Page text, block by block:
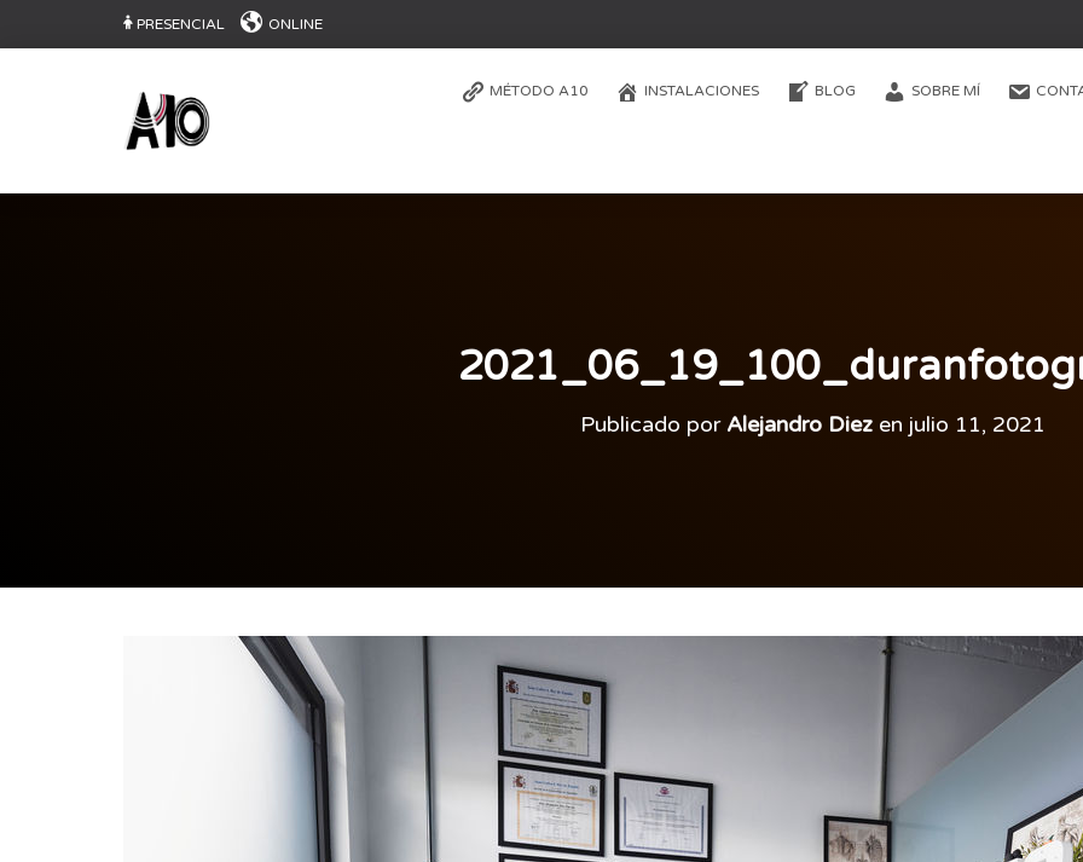
PRESENCIAL ONLINE
MÉTODO A10 INSTALACIONES BLOG SOBRE MÍ
Publicado por Alejandro Diezen julio 11, 2021